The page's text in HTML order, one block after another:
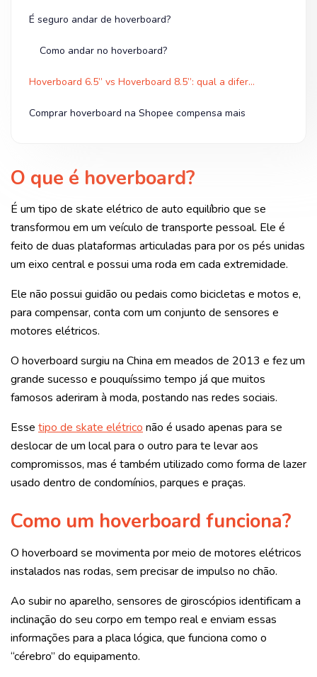
É seguro andar de hoverboard?
Como andar no hoverboard?
Hoverboard 6.5” vs Hoverboard 8.5”: qual a diferença?
Comprar hoverboard na Shopee compensa mais
O que é hoverboard?
É um tipo de skate elétrico de auto equilíbrio que se
transformou em um veículo de transporte pessoal. Ele é
feito de duas plataformas articuladas para por os pés unidas
um eixo central e possui uma roda em cada extremidade.
Ele não possui guidão ou pedais como bicicletas e motos e,
para compensar, conta com um conjunto de sensores e
motores elétricos.
O hoverboard surgiu na China em meados de 2013 e fez um
grande sucesso e pouquíssimo tempo já que muitos
famosos aderiram à moda, postando nas redes sociais.
Esse tipo de skate elétriconão é usado apenas para se
deslocar de um local para o outro para te levar aos
compromissos, mas é também utilizado como forma de lazer
usado dentro de condomínios, parques e praças.
Como um hoverboard funciona?
O hoverboard se movimenta por meio de motores elétricos
instalados nas rodas, sem precisar de impulso no chão.
Ao subir no aparelho, sensores de giroscópios identificam a
inclinação do seu corpo em tempo real e enviam essas
informações para a placa lógica, que funciona como o
“cérebro” do equipamento.